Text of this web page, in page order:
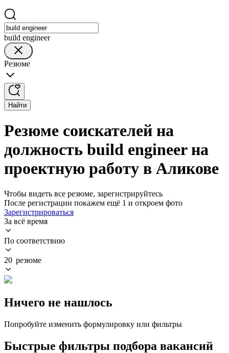
build engineer
Резюме
Найти
Резюме соискателей на
должность build engineer на
проектную работу в Аликове
Чтобы видеть все резюме, зарегистрируйтесь
После регистрации покажем ещё 1 и откроем фото
Зарегистрироваться
За всё время
По соответствию
20 резюме
Ничего не нашлось
Попробуйте изменить формулировку или фильтры
Быстрые фильтры подбора вакансий